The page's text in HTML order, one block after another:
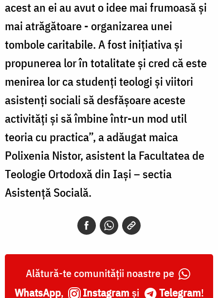
acest an ei au avut o idee mai frumoasă și
mai atrăgătoare - organizarea unei
tombole caritabile. A fost inițiativa și
propunerea lor în totalitate și cred că este
menirea lor ca studenți teologi și viitori
asistenți sociali să desfășoare aceste
activități și să îmbine într-un mod util
teoria cu practica”, a adăugat maica
Polixenia Nistor, asistent la Facultatea de
Teologie Ortodoxă din Iași – sectia
Asistenţă Socială.
Alătură-te comunității noastre pe
WhatsApp, Instagram și Telegram!